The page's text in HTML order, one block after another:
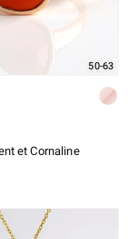
50-63
et Cornaline